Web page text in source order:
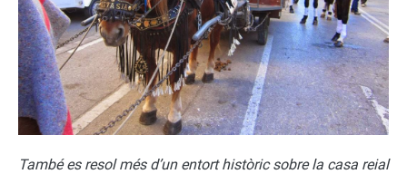
També es resol més d’un entort històric sobre la casa reial